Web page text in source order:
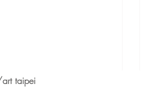
taipei